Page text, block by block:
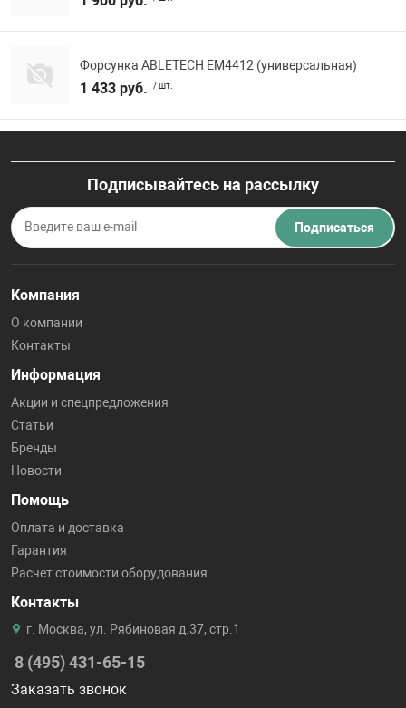
Форсунка ABLETECH EM4412 (универсальная)
1 433 руб. / шт.
Подписывайтесь на рассылку
Подписаться
Компания
О компании
Контакты
Информация
Акции и спецпредложения
Статьи
Бренды
Новости
Помощь
Оплата и доставка
Гарантия
Расчет стоимости оборудования
Контакты
г. Москва, ул. Рябиновая д.37, стр.1
8 (495) 431-65-15
Заказать звонок